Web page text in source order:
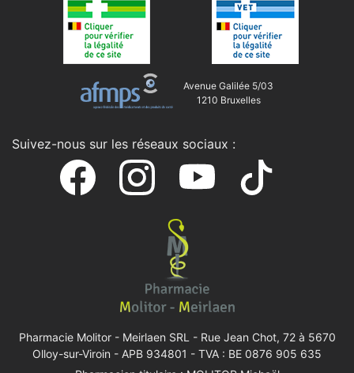
Avenue Galilée 5/03
1210 Bruxelles
Suivez-nous sur les réseaux sociaux :
Pharmacie Molitor - Meirlaen SRL - Rue Jean Chot, 72 à 5670
Olloy-sur-Viroin - APB 934801 - TVA : BE 0876 905 635